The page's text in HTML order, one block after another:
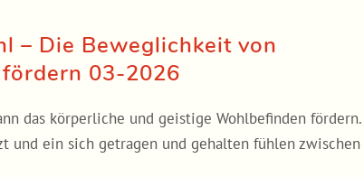
– Die Beweglichkeit von
03-2026
das körperliche und geistige Wohlbefinden fördern.
und ein sich getragen und gehalten fühlen zwischen